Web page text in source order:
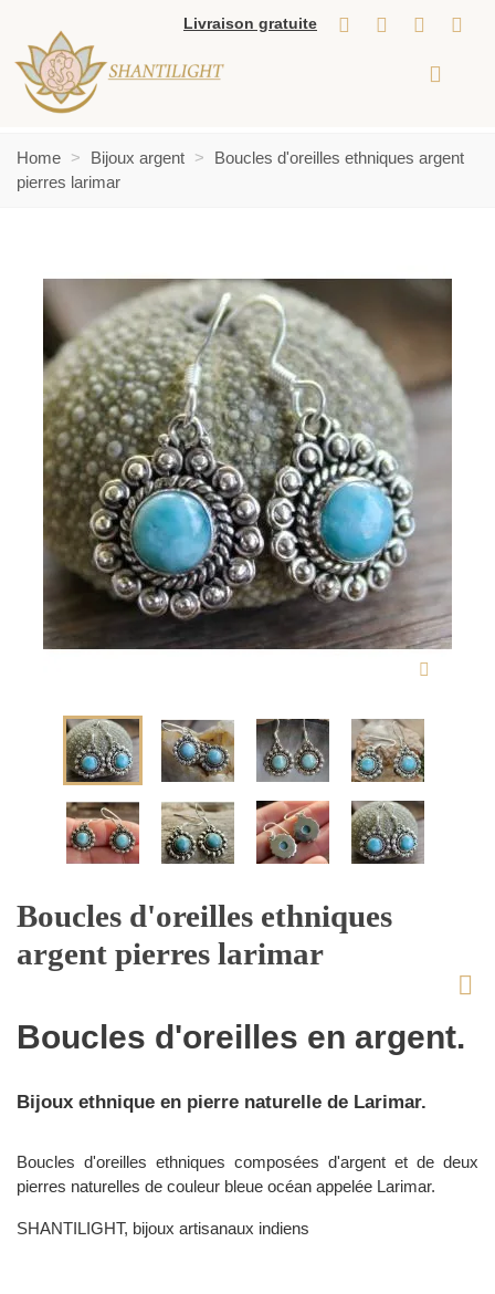
Livraison gratuite
Home > Bijoux argent >
Boucles d'oreilles ethniques argent
pierres larimar
Boucles d'oreilles ethniques
argent pierres larimar
Boucles d'oreilles en argent.
Bijoux ethnique en pierre naturelle de Larimar.
Boucles d'oreilles ethniques composées d'argent et de deux
pierres naturelles de couleur bleue océan appelée Larimar.
SHANTILIGHT, bijoux artisanaux indiens